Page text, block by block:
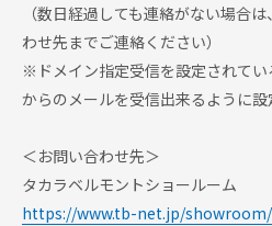
（数日経過しても連絡がない場合
わせ先までご連絡ください）
※ドメイン指定受信を設定されて
からのメールを受信出来るように設
＜お問い合わせ先＞
タカラベルモントショールーム
https://www.tb-net.jp/showroom/